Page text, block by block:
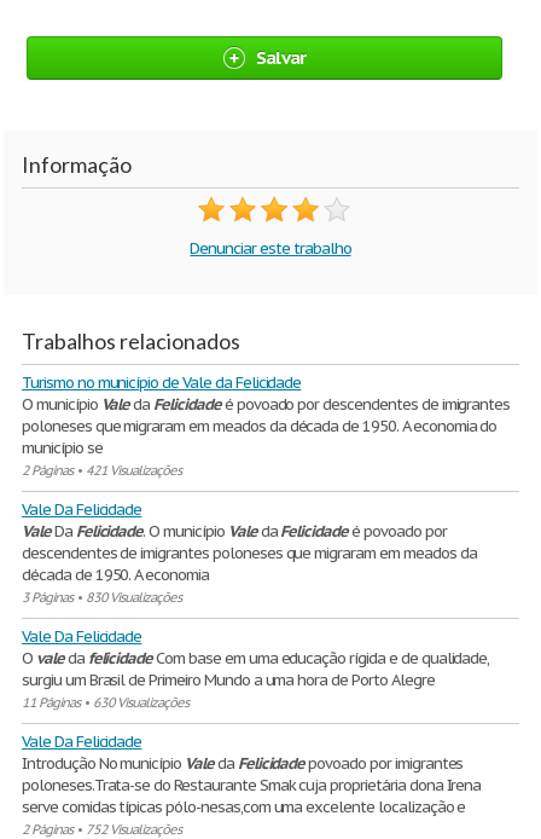
Salvar
Informação
Denunciar este trabalho
Trabalhos relacionados
Turismo no município de Vale da Felicidade
O município Valeda Felicidadeé povoado por descendentes de imigrantes
poloneses que migraram em meados da década de 1950. A economia do
município se
2 Páginas• 421 Visualizações
Vale Da Felicidade
ValeDa Felicidade. O município ValedaFelicidadeé povoado por
descendentes de imigrantes poloneses que migraram em meados da
década de 1950. A economia
3 Páginas• 830 Visualizações
Vale Da Felicidade
O valeda felicidadeCom base em uma educação rígida e de qualidade,
surgiu um Brasil de Primeiro Mundo a uma hora de Porto Alegre
11 Páginas• 630 Visualizações
Vale Da Felicidade
Introdução No município Valeda Felicidadepovoado por imigrantes
poloneses.Trata-se do Restaurante Smak cuja proprietária dona Irena
serve comidas típicas pólo-nesas,com uma excelente localização e
2 Páginas• 752 Visualizações